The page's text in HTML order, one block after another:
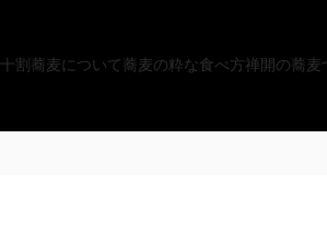
十割蕎麦について蕎麦の粋な食べ方禅開の蕎麦